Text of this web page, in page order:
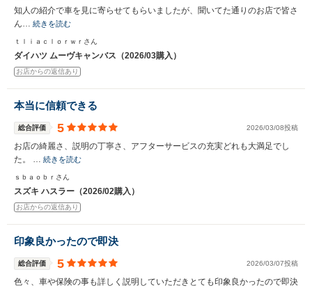
知人の紹介で車を見に寄らせてもらいましたが、聞いてた通りのお店で皆さ
ん… 続きを読む
ｔｌｉａｃｌｏｒｗｒさん
ダイハツ ムーヴキャンバス（2026/03購入）
お店からの返信あり
本当に信頼できる
総合評価 5 2026/03/08投稿
お店の綺麗さ、説明の丁寧さ、アフターサービスの充実どれも大満足でし
た。 … 続きを読む
ｓｂａｏｂｒさん
スズキ ハスラー（2026/02購入）
お店からの返信あり
印象良かったので即決
総合評価 5 2026/03/07投稿
色々、車や保険の事も詳しく説明していただきとても印象良かったので即決